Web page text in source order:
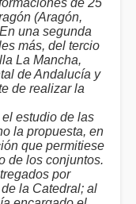
de 25
(Aragón,
una segunda
más, del tercio
La Mancha,
de Andalucía y
de realizar la
estudio de las
la propuesta, en
que permitiese
de los conjuntos.
por
la Catedral; al